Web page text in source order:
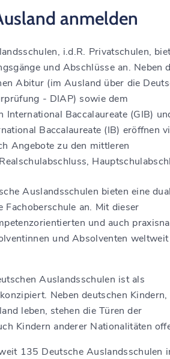
anmelden
i.d.R. Privatschulen,
und Abschlüsse an. Neben
Abitur (im Ausland über die
- DIAP) sowie dem
International Baccalaureate (GIB)
Baccalaureate (IB) eröffnen
Angebote zu den mittleren
Auslandsschulen bieten eine
Fachoberschule an. Mit dieser
und auch
und Absolventen
Auslandsschulen ist als
Neben deutschen
leben, stehen die Türen der
Kindern anderer Nationalitäten
135 Deutsche Auslandsschulen